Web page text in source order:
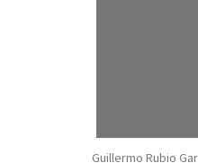
Guillermo Rubio